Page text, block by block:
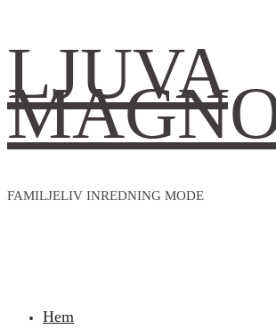
LJUVA
FAMILJELIV INREDNING MODE
Hem